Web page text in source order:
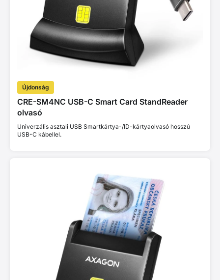
Újdonság
CRE-SM4NC USB-C Smart Card StandReader
olvasó
Univerzális asztali USB Smartkártya-/ID-kártyaolvasó hosszú
USB-C kábellel.